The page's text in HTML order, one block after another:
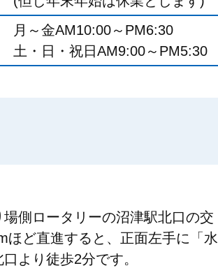
月～金AM10:00～PM6:30
土・日・祝日AM9:00～PM5:30
側ロータリーの沼津駅北口の交
ほど直進すると、正面左手に「水
より徒歩2分です。